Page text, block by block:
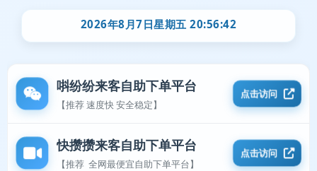
2026年8月7日星期五 20:56:42
唞纷纷来客自助下单平台
【推荐 速度快 安全稳定】
点击访问
快攒攒来客自助下单平台
【推荐 全网最便宜自助下单平台】
点击访问